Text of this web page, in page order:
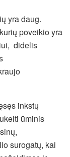
yra daug.
poveikio yra
didelis
inkstų
ūminis
surogatų, kai